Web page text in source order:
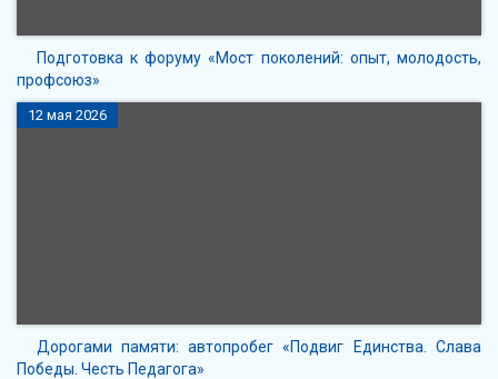
Подготовка к форуму «Мост поколений: опыт, молодость,
профсоюз»
12 мая 2026
Дорогами памяти: автопробег «Подвиг Единства. Слава
Победы. Честь Педагога»